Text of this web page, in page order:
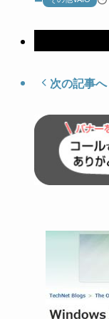
次の記事へ